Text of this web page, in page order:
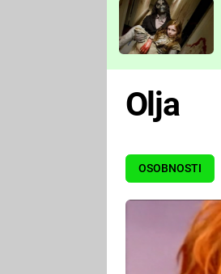
FUTURAMA
OSOBNOSTI
Olja